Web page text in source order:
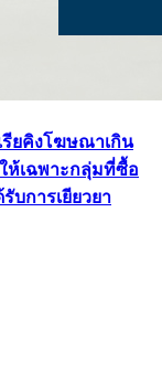
รียคิงโฆษณาเกิน
ห้เฉพาะกลุ่มที่ซื้อ
บการเยียวยา